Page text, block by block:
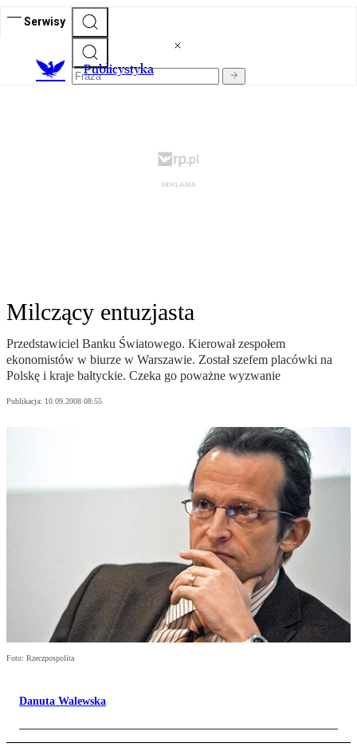
Serwisy
Publicystyka
Milczący entuzjasta
Przedstawiciel Banku Światowego. Kierował zespołem
ekonomistów w biurze w Warszawie. Został szefem placówki na
Polskę i kraje bałtyckie. Czeka go poważne wyzwanie
Publikacja: 10.09.2008 08:55
Foto: Rzeczpospolita
Danuta Walewska